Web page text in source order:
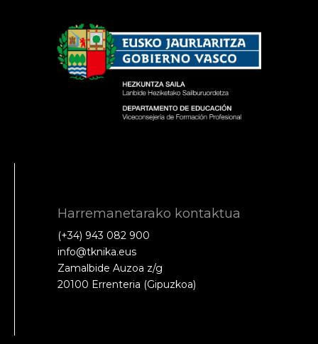
Harremanetarako kontaktua
(+34) 943 082 900
info@tknika.eus
Zamalbide Auzoa z/g
20100 Errenteria (Gipuzkoa)